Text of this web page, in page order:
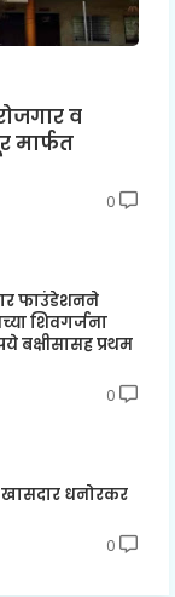
व
मार्फत
0
फाउंडेशनने
शिवगर्जना
बक्षीसासह प्रथम
0
खासदार धनोरकर
0